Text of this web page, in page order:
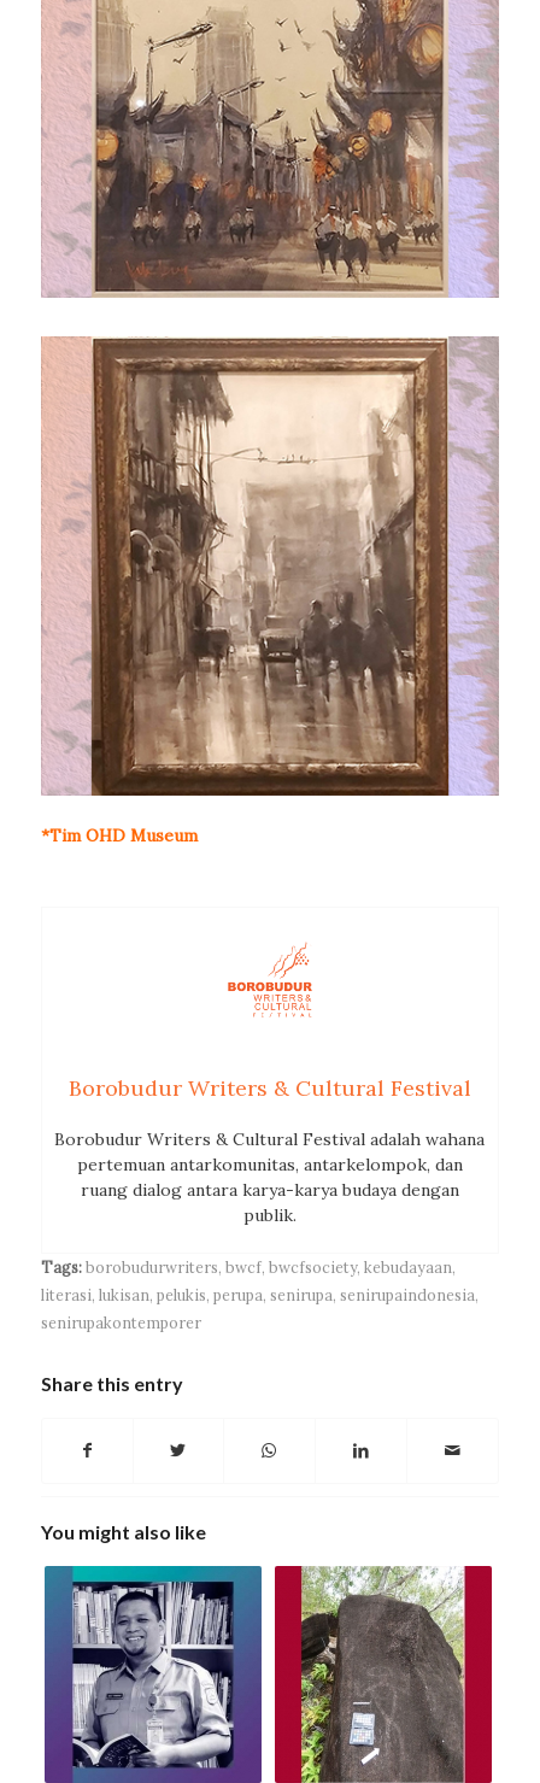
*Tim OHD Museum
Borobudur Writers & Cultural Festival
Borobudur Writers & Cultural Festival adalah wahana
pertemuan antarkomunitas, antarkelompok, dan
ruang dialog antara karya-karya budaya dengan
publik.
Tags: borobudurwriters, bwcf, bwcfsociety, kebudayaan,
literasi, lukisan, pelukis, perupa, senirupa, senirupaindonesia,
senirupakontemporer
Share this entry
You might also like